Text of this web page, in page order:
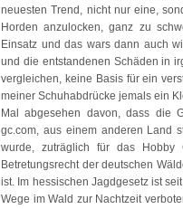
neuesten Trend, nicht nur eine,
Horden anzulocken, ganz zu
Einsatz und das wars dann auch
und die entstandenen Schäden in
vergleichen, keine Basis für ein
meiner Schuhabdrücke jemals ein
Mal abgesehen davon, dass die
gc.com, aus einem anderen Land
wurde, zuträglich für das Hobby
Betretungsrecht der deutschen
ist. Im hessischen Jagdgesetz ist
Wege im Wald zur Nachtzeit